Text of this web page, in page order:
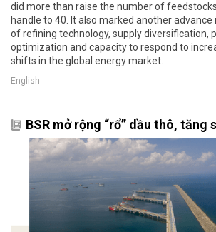
did more than raise the number of
handle to 40. It also marked another advance
of refining technology, supply diversification,
optimization and capacity to respond to
shifts in the global energy market.
English
BSR mở rộng “rổ” dầu thô, tăng